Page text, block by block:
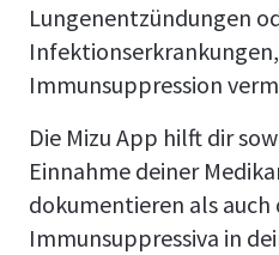
Lungenentzündungen
Immunsuppression
Die Mizu App hilft dir
Einnahme deiner
dokumentieren als auch
Immunsuppressiva in